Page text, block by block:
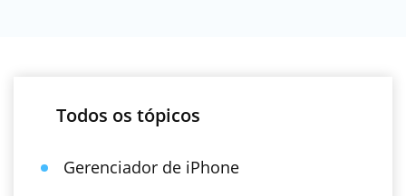
Todos os tópicos
Gerenciador de iPhone